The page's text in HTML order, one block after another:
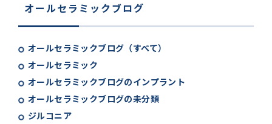
オールセラミックブログ
オールセラミックブログ（すべて）
オールセラミック
オールセラミックブログのインプラント
オールセラミックブログの未分類
ジルコニア